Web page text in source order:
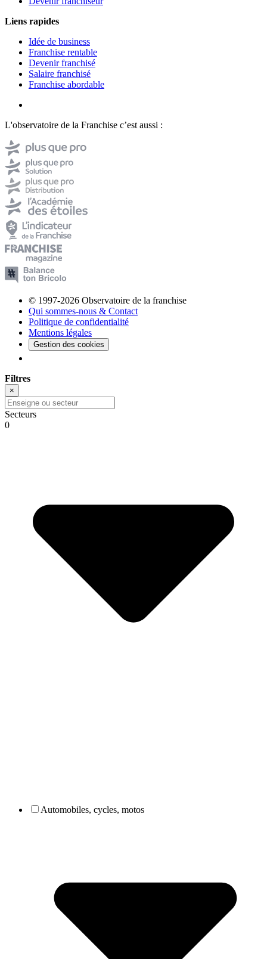
Liens rapides
Idée de business
Franchise rentable
Devenir franchisé
Salaire franchisé
Franchise abordable
L'observatoire de la Franchise c’est aussi :
© 1997-2026 Observatoire de la franchise
Qui sommes-nous & Contact
Politique de confidentialité
Mentions légales
Gestion des cookies
Filtres
×
Secteurs
0
Automobiles, cycles, motos